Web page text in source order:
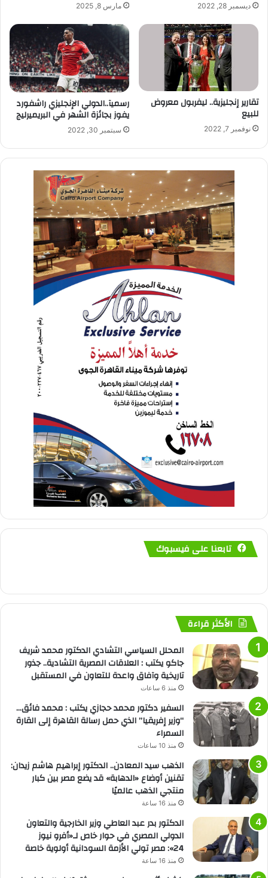
ديسمبر 28, 2022 مارس 8, 2025
تقارير إنجليزية.. ليفربول معروض
للبيع
نوفمبر 7, 2022
رسميآ..الدولي الإنجليزي راشفورد
يفوز بجائزة الشهر في البريميرليج
سبتمبر 30, 2022
تابعنا على فيسبوك
الأكثر قراءة
المحلل السياسي التشادي الدكتور محمد شريف
جاكو يكتب : العلاقات المصرية التشادية.. جذور
تاريخية وآفاق واعدة للتعاون في المستقبل
منذ 6 ساعات
السفير دكتور محمد حجازي يكتب : محمد فائق…
“وزير إفريقيا” الذي حمل رسالة القاهرة إلى القارة
السمراء
منذ 10 ساعات
الذهب سيد المعادن.. الدكتور إبراهيم هاشم زيدان:
تقنين أوضاع «الدهابة» قد يضع مصر بين كبار
منتجي الذهب عالميًا
منذ 16 ساعة
الدكتور بدر عبد العاطي وزير الخارجية والتعاون
الدولي المصري في حوار خاص لـ«أفرو نيوز
24»: مصر تولي الأزمة السودانية أولوية خاصة
منذ 16 ساعة